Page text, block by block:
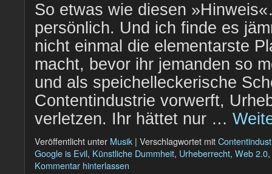
So etwas wie diesen
persönlich. Und ich finde es
nicht einmal die elementarste
macht, bevor ihr jemanden so
und als speichelleckerische
Contentindustrie vorwerft,
verletzen. Ihr hättet nur …
Veröffentlicht unter Musik | Verschlagwortet mit
Google is Evil, Künstliche Dummheit, Urheberrecht, Web 2.0,
Kommentar hinterlassen